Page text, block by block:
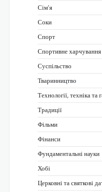
Сім’я
Соки
Спорт
Спортивне харчування
Суспільство
Тваринництво
Технології, техніка та
Традиції
Фільми
Фінанси
Фундаментальні науки
Хобі
Церковні та святкові